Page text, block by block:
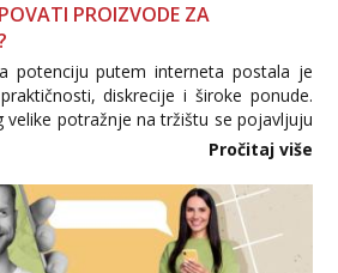
PROIZVODE ZA
potenciju putem interneta postala je
diskrecije i široke ponude.
potražnje na tržištu se pojavljuju
proizvodi, nepouzdane internetske
Pročitaj više